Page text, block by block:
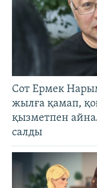
Сот Ермек
жылға қамап,
қызметпен
салды